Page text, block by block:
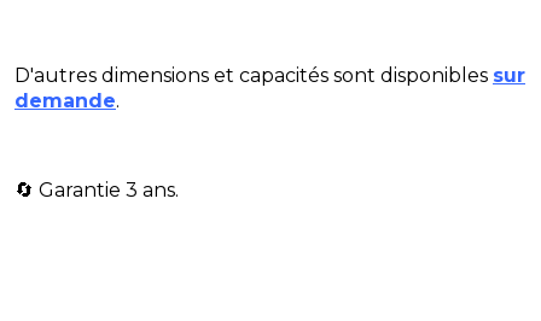
D'autres dimensions et capacités sont disponibles sur
demande.
​🔄 Garantie 3 ans.